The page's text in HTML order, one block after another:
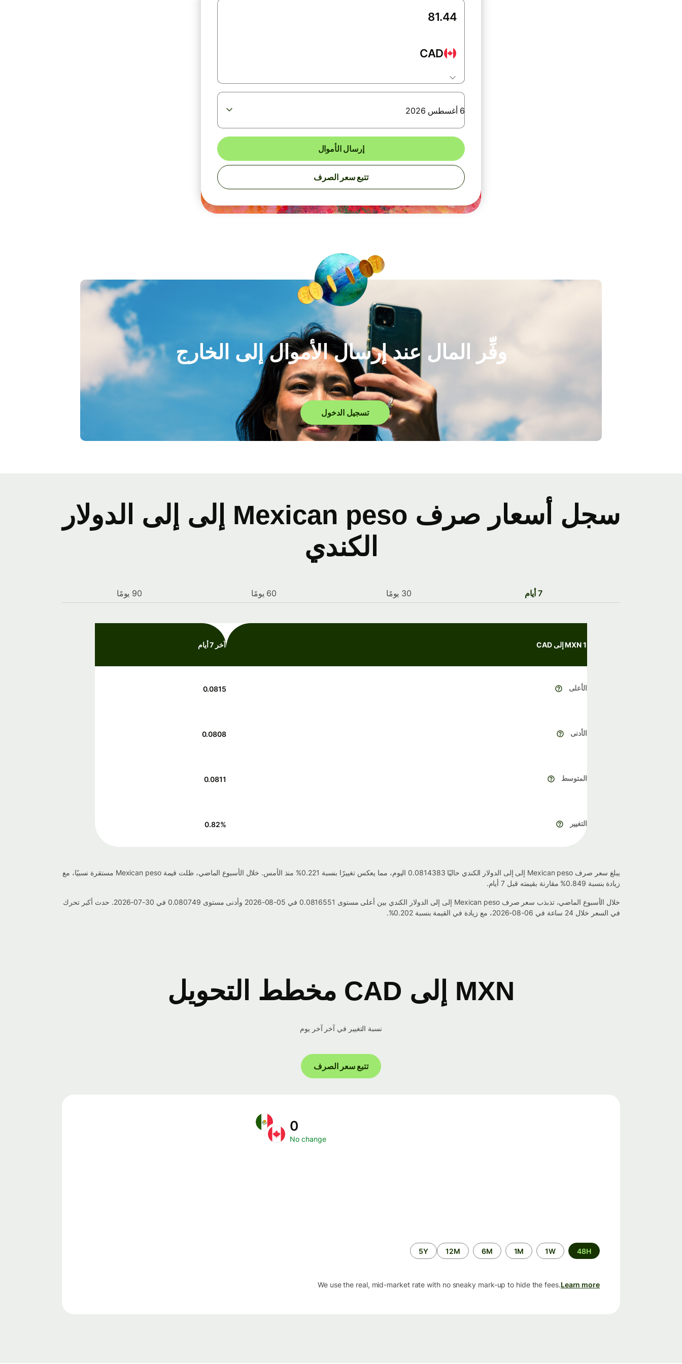
CAD
6 أغسطس 2026
إرسال الأموال
تتبع سعر الصرف
وفِّر المال عند إرسال الأموال إلى الخارج
تسجيل الدخول
سجل أسعار صرف Mexican peso إلى إلى الدولار
الكندي
7 أيام 30 يومًا 60 يومًا 90 يومًا
1 MXN إلى CAD آخر 7 أيام
الأعلى 0.0815
الأدنى 0.0808
المتوسط 0.0811
التغيير 0.82%
يبلغ سعر صرف Mexican peso إلى إلى الدولار الكندي حاليًا 0.0814383 اليوم، مما يعكس تغييرًا بنسبة 0.221% منذ الأمس. خلال الأسبوع الماضي، ظلت قيمة Mexican peso مستقرة نسبيًا، مع
زيادة بنسبة 0.849% مقارنة بقيمته قبل 7 أيام.
خلال الأسبوع الماضي، تذبذب سعر صرف Mexican peso إلى إلى الدولار الكندي بين أعلى مستوى 0.0816551 في 05-08-2026 وأدنى مستوى 0.080749 في 30-07-2026. حدث أكبر تحرك
في السعر خلال 24 ساعة في 06-08-2026، مع زيادة في القيمة بنسبة 0.202%.
MXN إلى CAD مخطط التحويل
نسبة التغيير في آخر آخر يوم
تتبع سعر الصرف
0
No change
الفترة
الزمنية
48H
1W
1M
6M
12M
5Y
We use the real, mid-market rate with no sneaky mark-up to hide the fees.Learn more